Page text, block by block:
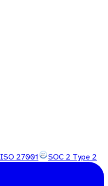
ISO 27001 SOC 2 Type 2